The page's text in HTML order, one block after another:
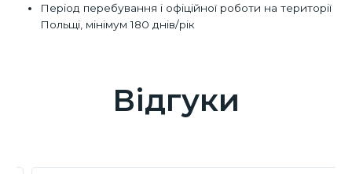
Період перебування і офіційної роботи на території
Польщі, мінімум 180 днів/рік
Відгуки